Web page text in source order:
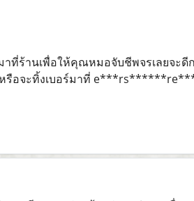
ที่ร้านเพื่อให้คุณหมอจับชีพจรเลยจะ
หรือจะทิ้งเบอร์มาที่